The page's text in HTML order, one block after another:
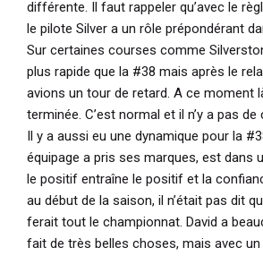
différente. Il faut rappeler qu’avec le
le pilote Silver a un rôle prépondérant
Sur certaines courses comme
plus rapide que la #38 mais après le
avions un tour de retard. A ce moment
terminée. C’est normal et il n’y a pas
Il y a aussi eu une dynamique pour la
équipage a pris ses marques, est dans
le positif entraîne le positif et la
au début de la saison, il n’était pas dit
ferait tout le championnat. David a
fait de très belles choses, mais avec un